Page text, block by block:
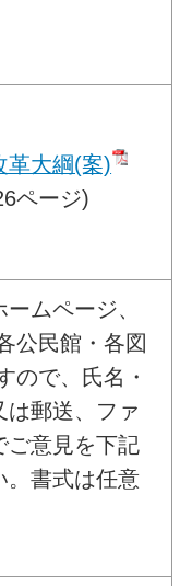
革大綱(案)
ページ)
ムページ、
公民館・各図
ので、氏名・
は郵送、ファ
ご意見を下記
。書式は任意